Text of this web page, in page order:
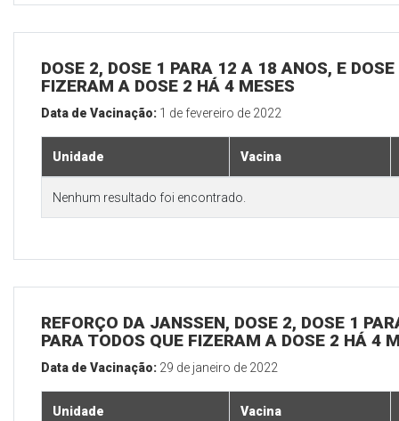
DOSE 2, DOSE 1 PARA 12 A 18 ANOS, E
FIZERAM A DOSE 2 HÁ 4 MESES
Data de Vacinação: 1 de fevereiro de 2022
Unidade Vacina
Nenhum resultado foi encontrado.
REFORÇO DA JANSSEN, DOSE 2, DOSE 1
PARA TODOS QUE FIZERAM A DOSE 2 HÁ 4
Data de Vacinação: 29 de janeiro de 2022
Unidade Vacina